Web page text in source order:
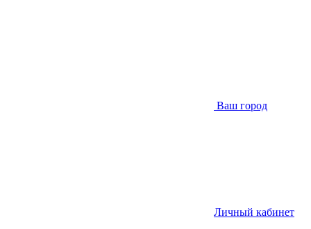
Ваш город
Личный кабинет